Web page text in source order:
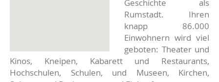
Geschichte als
Rumstadt. Ihren
knapp 86.000
Einwohnern wird viel
geboten: Theater und
Kinos, Kneipen, Kabarett und Restaurants,
Hochschulen, Schulen, und Museen, Kirchen,